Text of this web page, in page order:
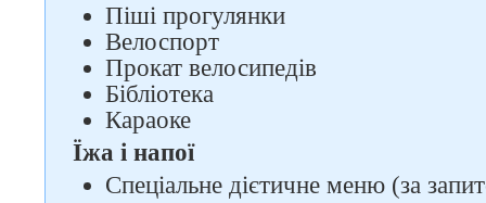
Піші прогулянки
Велоспорт
Прокат велосипедів
Бібліотека
Караоке
Їжа і напої
Спеціальне дієтичне меню (за
Слідкуйте за нами в
соцмережах